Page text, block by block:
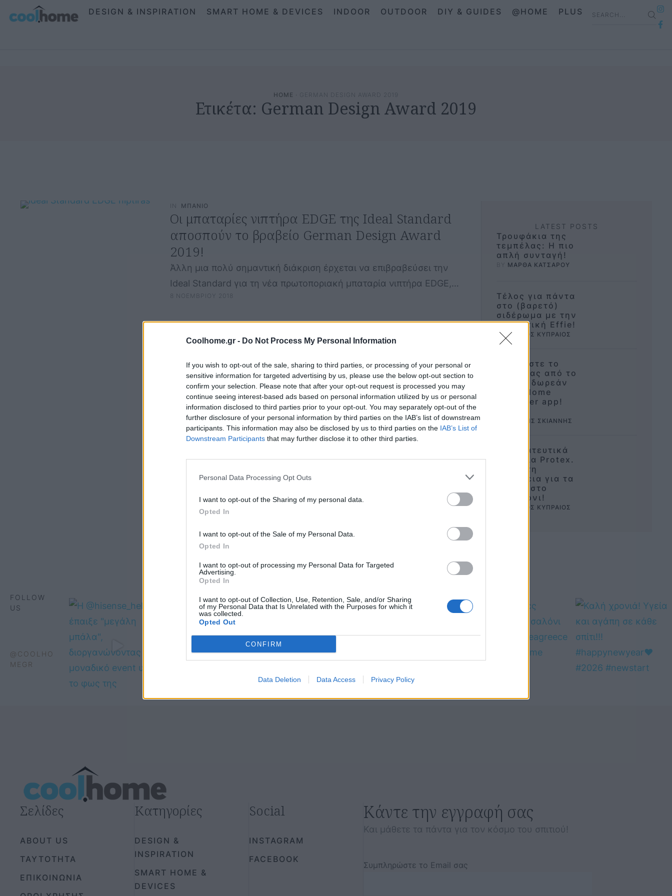
Coolhome.gr - Do Not Process My Personal Information
If you wish to opt-out of the sale, sharing to third parties, or processing of your personal or
sensitive information for targeted advertising by us, please use the below opt-out section to
confirm your selection. Please note that after your opt-out request is processed you may
continue seeing interest-based ads based on personal information utilized by us or personal
information disclosed to third parties prior to your opt-out. You may separately opt-out of the
further disclosure of your personal information by third parties on the IAB’s list of downstream
participants. This information may also be disclosed by us to third parties on the IAB’s List of
Downstream Participants that may further disclose it to other third parties.
Personal Data Processing Opt Outs
I want to opt-out of the Sharing of my personal data.
Opted In
I want to opt-out of the Sale of my Personal Data.
Opted In
I want to opt-out of processing my Personal Data for Targeted
Advertising.
Opted In
I want to opt-out of Collection, Use, Retention, Sale, and/or Sharing
of my Personal Data that Is Unrelated with the Purposes for which it
was collected.
Opted Out
CONFIRM
Data Deletion Data Access Privacy Policy
DESIGN & INSPIRATION SMART HOME & DEVICES INDOOR OUTDOOR DIY & GUIDES @HOME PLUS
HOME · GERMAN DESIGN AWARD 2019
Ετικέτα: German Design Award 2019
IN ΜΠΑΝΙΟ
Οι μπαταρίες νιπτήρα EDGE της Ideal Standard
αποσπούν το βραβείο German Design Award
2019!
Άλλη μια πολύ σημαντική διάκριση έρχεται να επιβραβεύσει την
Ideal Standard για τη νέα πρωτοποριακή μπαταρία νιπτήρα EDGE,
…8 ΝΟΕΜΒΡΙΟΥ 2018
LATEST POSTS
Τρουφάκια της
τεμπέλας: Η πιο
απλή συνταγή!
ΜΑΡΘΑ ΚΑΤΣΑΡΟΥ
Τέλος για πάντα
στο (βαρετό)
σιδέρωμα με την
ρομποτική Effie!
BY ΠΕΤΡΟΣ ΚΥΠΡΑΙΟΣ
Σχεδιάστε το
σπίτι σας από το
μηδέν, δωρεάν
με το Home
Designer app!
ΔΗΜΗΤΡΗΣ ΣΚΙΑΝΝΗΣ
Προστατευτικά
κάγκελα Protex.
Απόλυτη
ασφάλεια για τα
παιδιά στο
μπαλκόνι!
ΠΕΤΡΟΣ ΚΥΠΡΑΙΟΣ
FOLLOW
US
@COOLHO
MEGR
Σελίδες
ABOUT US
ΤΑΥΤΟΤΗΤΑ
ΕΠΙΚΟΙΝΩΝΙΑ
Κατηγορίες
DESIGN &
INSPIRATION
SMART HOME &
DEVICES
Social
INSTAGRAM
FACEBOOK
Κάντε την εγγραφή σας
Και μάθετε τα πάντα για τον κόσμο του σπιτιού!
Συμπληρώστε το Email σας